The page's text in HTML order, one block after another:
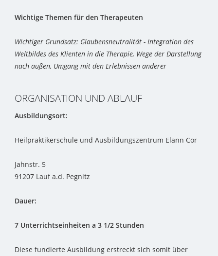
Wichtige Themen für den Therapeuten
Wichtiger Grundsatz: Glaubensneutralität - Integration des
Weltbildes des Klienten in die Therapie, Wege der Darstellung
nach außen, Umgang mit den Erlebnissen anderer
ORGANISATION UND ABLAUF
Ausbildungsort:
Heilpraktikerschule und Ausbildungszentrum Elann Cor
Jahnstr. 5
91207 Lauf a.d. Pegnitz
Dauer:
7 Unterrichtseinheiten a 3 1/2 Stunden
Diese fundierte Ausbildung erstreckt sich somit über